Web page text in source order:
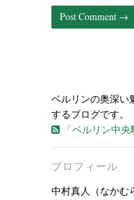
ベルリンの奥深い
するブログです。
「ベルリン中
プロフィール
中村真人（なかむ